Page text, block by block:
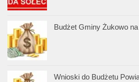
Budżet Gminy Żukowo
Wnioski do Budżetu